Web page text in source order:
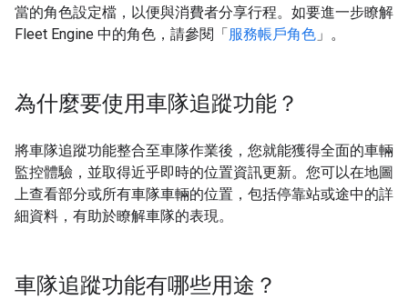
當的角色設定檔，以便與消費者分享行程。如要進一步瞭解
Fleet Engine 中的角色，請參閱「服務帳戶角色 」。
為什麼要使用車隊追蹤功能？
將車隊追蹤功能整合至車隊作業後，您就能獲得全面的車輛
監控體驗，並取得近乎即時的位置資訊更新。您可以在地圖
上查看部分或所有車隊車輛的位置，包括停靠站或途中的詳
細資料，有助於瞭解車隊的表現。
車隊追蹤功能有哪些用途？